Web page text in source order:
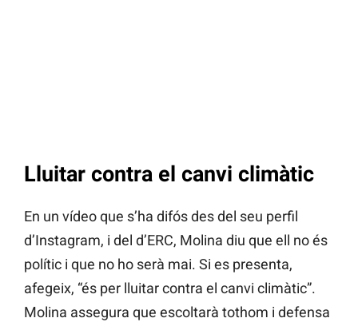
Lluitar contra el canvi climàtic
En un vídeo que s’ha difós des del seu perfil
d’Instagram, i del d’ERC, Molina diu que ell no és
polític i que no ho serà mai. Si es presenta,
afegeix, “és per lluitar contra el canvi climàtic”.
Molina assegura que escoltarà tothom i defensa